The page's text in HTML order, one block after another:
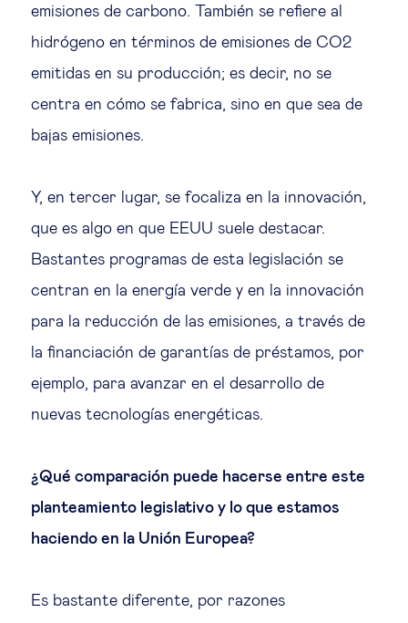
emisiones de carbono. También se refiere al
hidrógeno en términos de emisiones de CO2
emitidas en su producción; es decir, no se
centra en cómo se fabrica, sino en que sea de
bajas emisiones.
Y, en tercer lugar, se focaliza en la innovación,
que es algo en que EEUU suele destacar.
Bastantes programas de esta legislación se
centran en la energía verde y en la innovación
para la reducción de las emisiones, a través de
la financiación de garantías de préstamos, por
ejemplo, para avanzar en el desarrollo de
nuevas tecnologías energéticas.
¿Qué comparación puede hacerse entre este
planteamiento legislativo y lo que estamos
haciendo en la Unión Europea?
Es bastante diferente, por razones